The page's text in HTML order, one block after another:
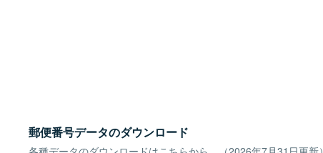
郵便番号データのダウンロード